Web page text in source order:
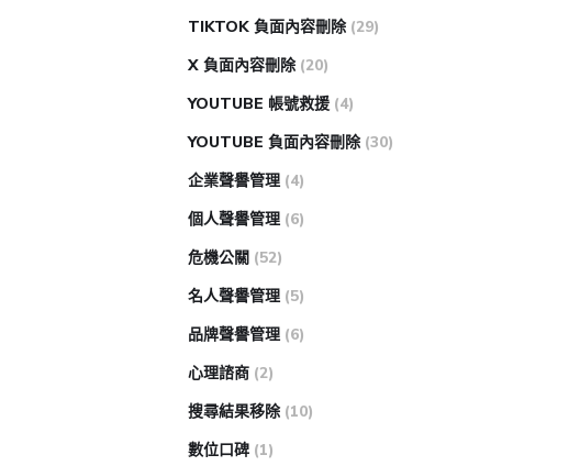
TIKTOK 負面內容刪除 (29)
X 負面內容刪除 (20)
YOUTUBE 帳號救援 (4)
YOUTUBE 負面內容刪除 (30)
企業聲譽管理 (4)
個人聲譽管理 (6)
危機公關 (52)
名人聲譽管理 (5)
品牌聲譽管理 (6)
心理諮商 (2)
搜尋結果移除 (10)
數位口碑 (1)